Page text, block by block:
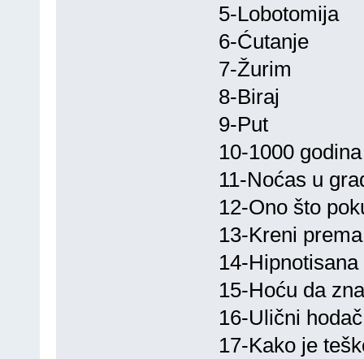
5-Lobotomija
6-Ćutanje
7-Žurim
8-Biraj
9-Put
10-1000 godina
11-Noćas u
12-Ono što
13-Kreni
14-
15-Hoću da
16-Ulični hodač
17-Kako je